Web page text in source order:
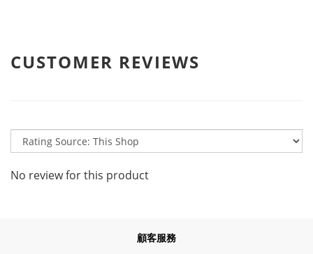
CUSTOMER REVIEWS
No review for this product
顧客服務